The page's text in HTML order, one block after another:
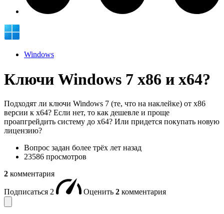
Windows
Ключи Windows 7 x86 и x64?
Подходят ли ключи Windows 7 (те, что на наклейке) от x86
версии к х64? Если нет, то как дешевле и проще
проапгрейдить систему до х64? Или придется покупать новую
лицензию?
Вопрос задан более трёх лет назад
23586 просмотров
2 комментария
Подписаться 2 Оценить 2 комментария